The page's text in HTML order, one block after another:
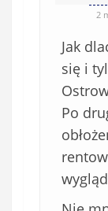
2
Jak
się i
Po